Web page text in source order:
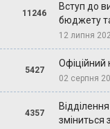
11246
Вступ до
бюджету
12 липня
5427
Офіційний
02 серпня
4357
зміниться